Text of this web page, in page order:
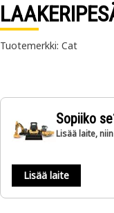
Tuotemerkki: Cat
Sopiiko
Lisää laite,
Lisää laite